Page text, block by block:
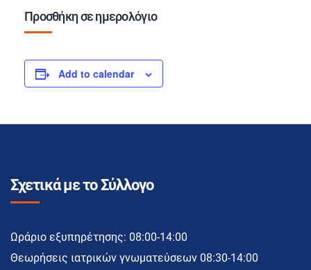
Προσθήκη σε ημερολόγιο
Add to calendar
Σχετικά με το Σύλλογο
Ωράριο εξυπηρέτησης: 08:00-14:00
Θεωρήσεις ιατρικών γνωματεύσεων 08:30-14:00